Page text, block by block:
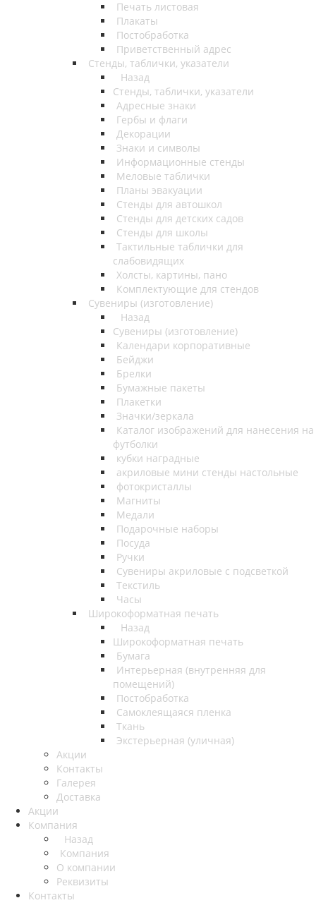
Печать листовая
Плакаты
Постобработка
Приветственный адрес
Стенды, таблички, указатели
Назад
Стенды, таблички, указатели
Адресные знаки
Гербы и флаги
Декорации
Знаки и символы
Информационные стенды
Меловые таблички
Планы эвакуации
Стенды для автошкол
Стенды для детских садов
Стенды для школы
Тактильные таблички для
слабовидящих
Холсты, картины, пано
Комплектующие для стендов
Сувениры (изготовление)
Назад
Сувениры (изготовление)
Календари корпоративные
Бейджи
Брелки
Бумажные пакеты
Плакетки
Значки/зеркала
Каталог изображений для нанесения на
футболки
кубки наградные
акриловые мини стенды настольные
фотокристаллы
Магниты
Медали
Подарочные наборы
Посуда
Ручки
Сувениры акриловые с подсветкой
Текстиль
Часы
Широкоформатная печать
Назад
Широкоформатная печать
Бумага
Интерьерная (внутренняя для
помещений)
Постобработка
Самоклеящаяся пленка
Ткань
Экстерьерная (уличная)
Акции
Контакты
Галерея
Доставка
Акции
Компания
Назад
Компания
О компании
Реквизиты
Контакты